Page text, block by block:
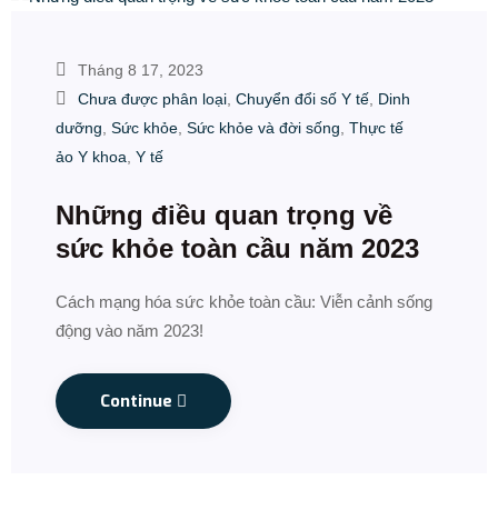
Tháng 8 17, 2023
Chưa được phân loại, Chuyển đổi số Y tế, Dinh
dưỡng, Sức khỏe, Sức khỏe và đời sống, Thực tế
ảo Y khoa, Y tế
Những điều quan trọng về
sức khỏe toàn cầu năm 2023
Cách mạng hóa sức khỏe toàn cầu: Viễn cảnh sống
động vào năm 2023!
Continue